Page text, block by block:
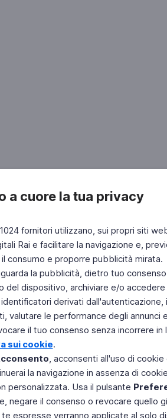
a cuore la tua privacy
fornitori utilizzano, sui propri siti
Rai e facilitare la navigazione e,
consumo e proporre pubblicità mirata.
la pubblicità, dietro tuo
del dispositivo, archiviare e/o
derivati
valutare le performance degli
il tuo consenso senza incorrere
sui cookie.
, acconsenti all'uso di
la navigazione in assenza di
personalizzata. Usa il pulsante
negare il consenso o revocare quello
espresse verranno applicate al solo